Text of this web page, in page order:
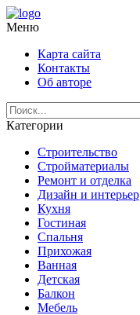
Меню
Карта сайта
Контакты
Об авторе
Категории
Строительство
Стройматериалы
Ремонт и отделка
Дизайн и интерьер
Кухня
Гостиная
Спальня
Прихожая
Ванная
Детская
Балкон
Мебель